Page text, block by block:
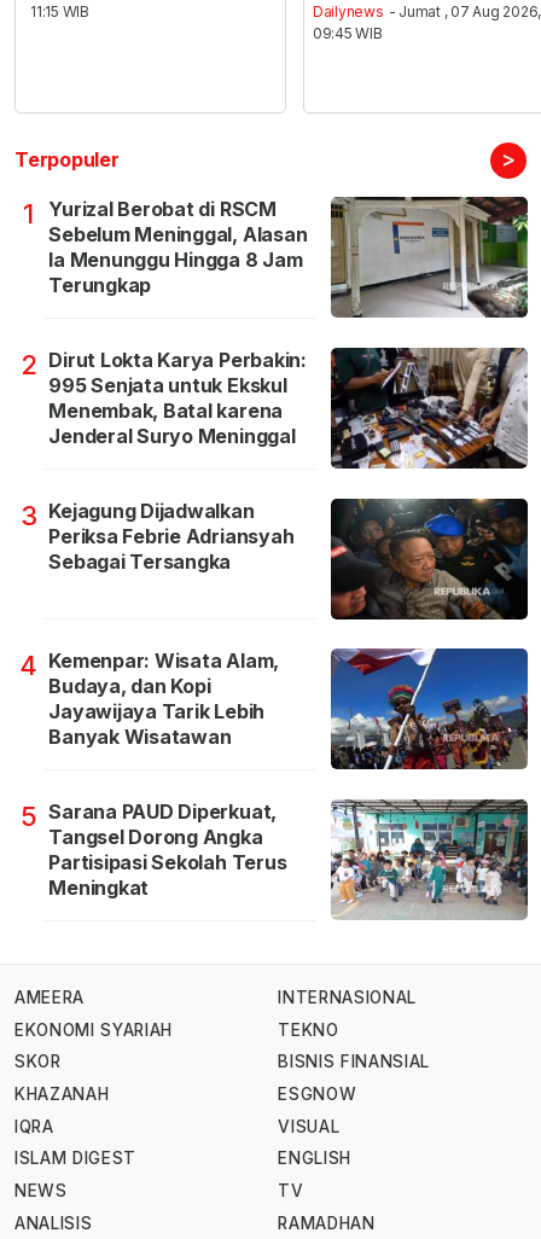
11:15 WIB
Dailynews - Jumat , 07 Aug 2026,
09:45 WIB
Terpopuler >
1
Yurizal Berobat di RSCM
Sebelum Meninggal, Alasan
Ia Menunggu Hingga 8 Jam
Terungkap
2 Dirut Lokta Karya Perbakin:
995 Senjata untuk Ekskul
Menembak, Batal karena
Jenderal Suryo Meninggal
3 Kejagung Dijadwalkan
Periksa Febrie Adriansyah
Sebagai Tersangka
4 Kemenpar: Wisata Alam,
Budaya, dan Kopi
Jayawijaya Tarik Lebih
Banyak Wisatawan
5 Sarana PAUD Diperkuat,
Tangsel Dorong Angka
Partisipasi Sekolah Terus
Meningkat
AMEERA
EKONOMI SYARIAH
SKOR
KHAZANAH
IQRA
ISLAM DIGEST
NEWS
ANALISIS
INTERNASIONAL
TEKNO
BISNIS FINANSIAL
ESGNOW
VISUAL
ENGLISH
TV
RAMADHAN